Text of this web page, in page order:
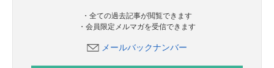
・全ての過去記事が閲覧できます
・会員限定メルマガを受信できます
メールバックナンバー